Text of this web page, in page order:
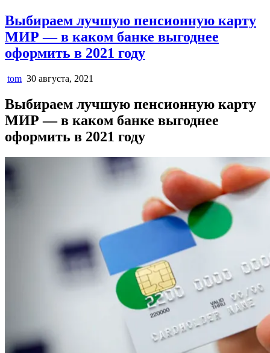
Выбираем лучшую пенсионную карту
МИР — в каком банке выгоднее
оформить в 2021 году
tom 30 августа, 2021
Выбираем лучшую пенсионную карту
МИР — в каком банке выгоднее
оформить в 2021 году